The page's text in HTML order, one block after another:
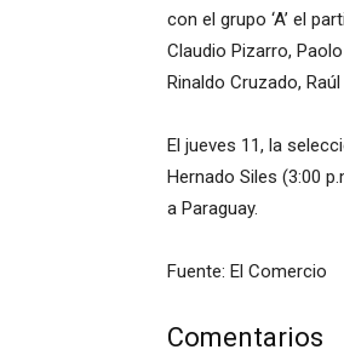
con el grupo ‘A’ el
Claudio Pizarro,
Rinaldo Cruzado,
El jueves 11, la
Hernado Siles (3:00
a Paraguay.
Fuente: El Comercio
Comentarios